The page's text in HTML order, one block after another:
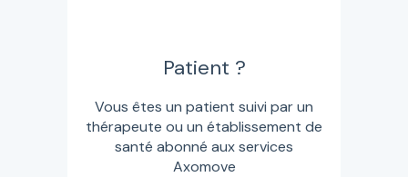
Patient ?
Vous êtes un patient suivi par un
thérapeute ou un établissement de
santé abonné aux services
Axomove